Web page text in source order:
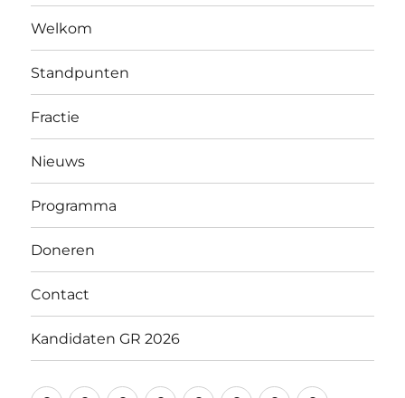
Welkom
Standpunten
Fractie
Nieuws
Programma
Doneren
Contact
Kandidaten GR 2026